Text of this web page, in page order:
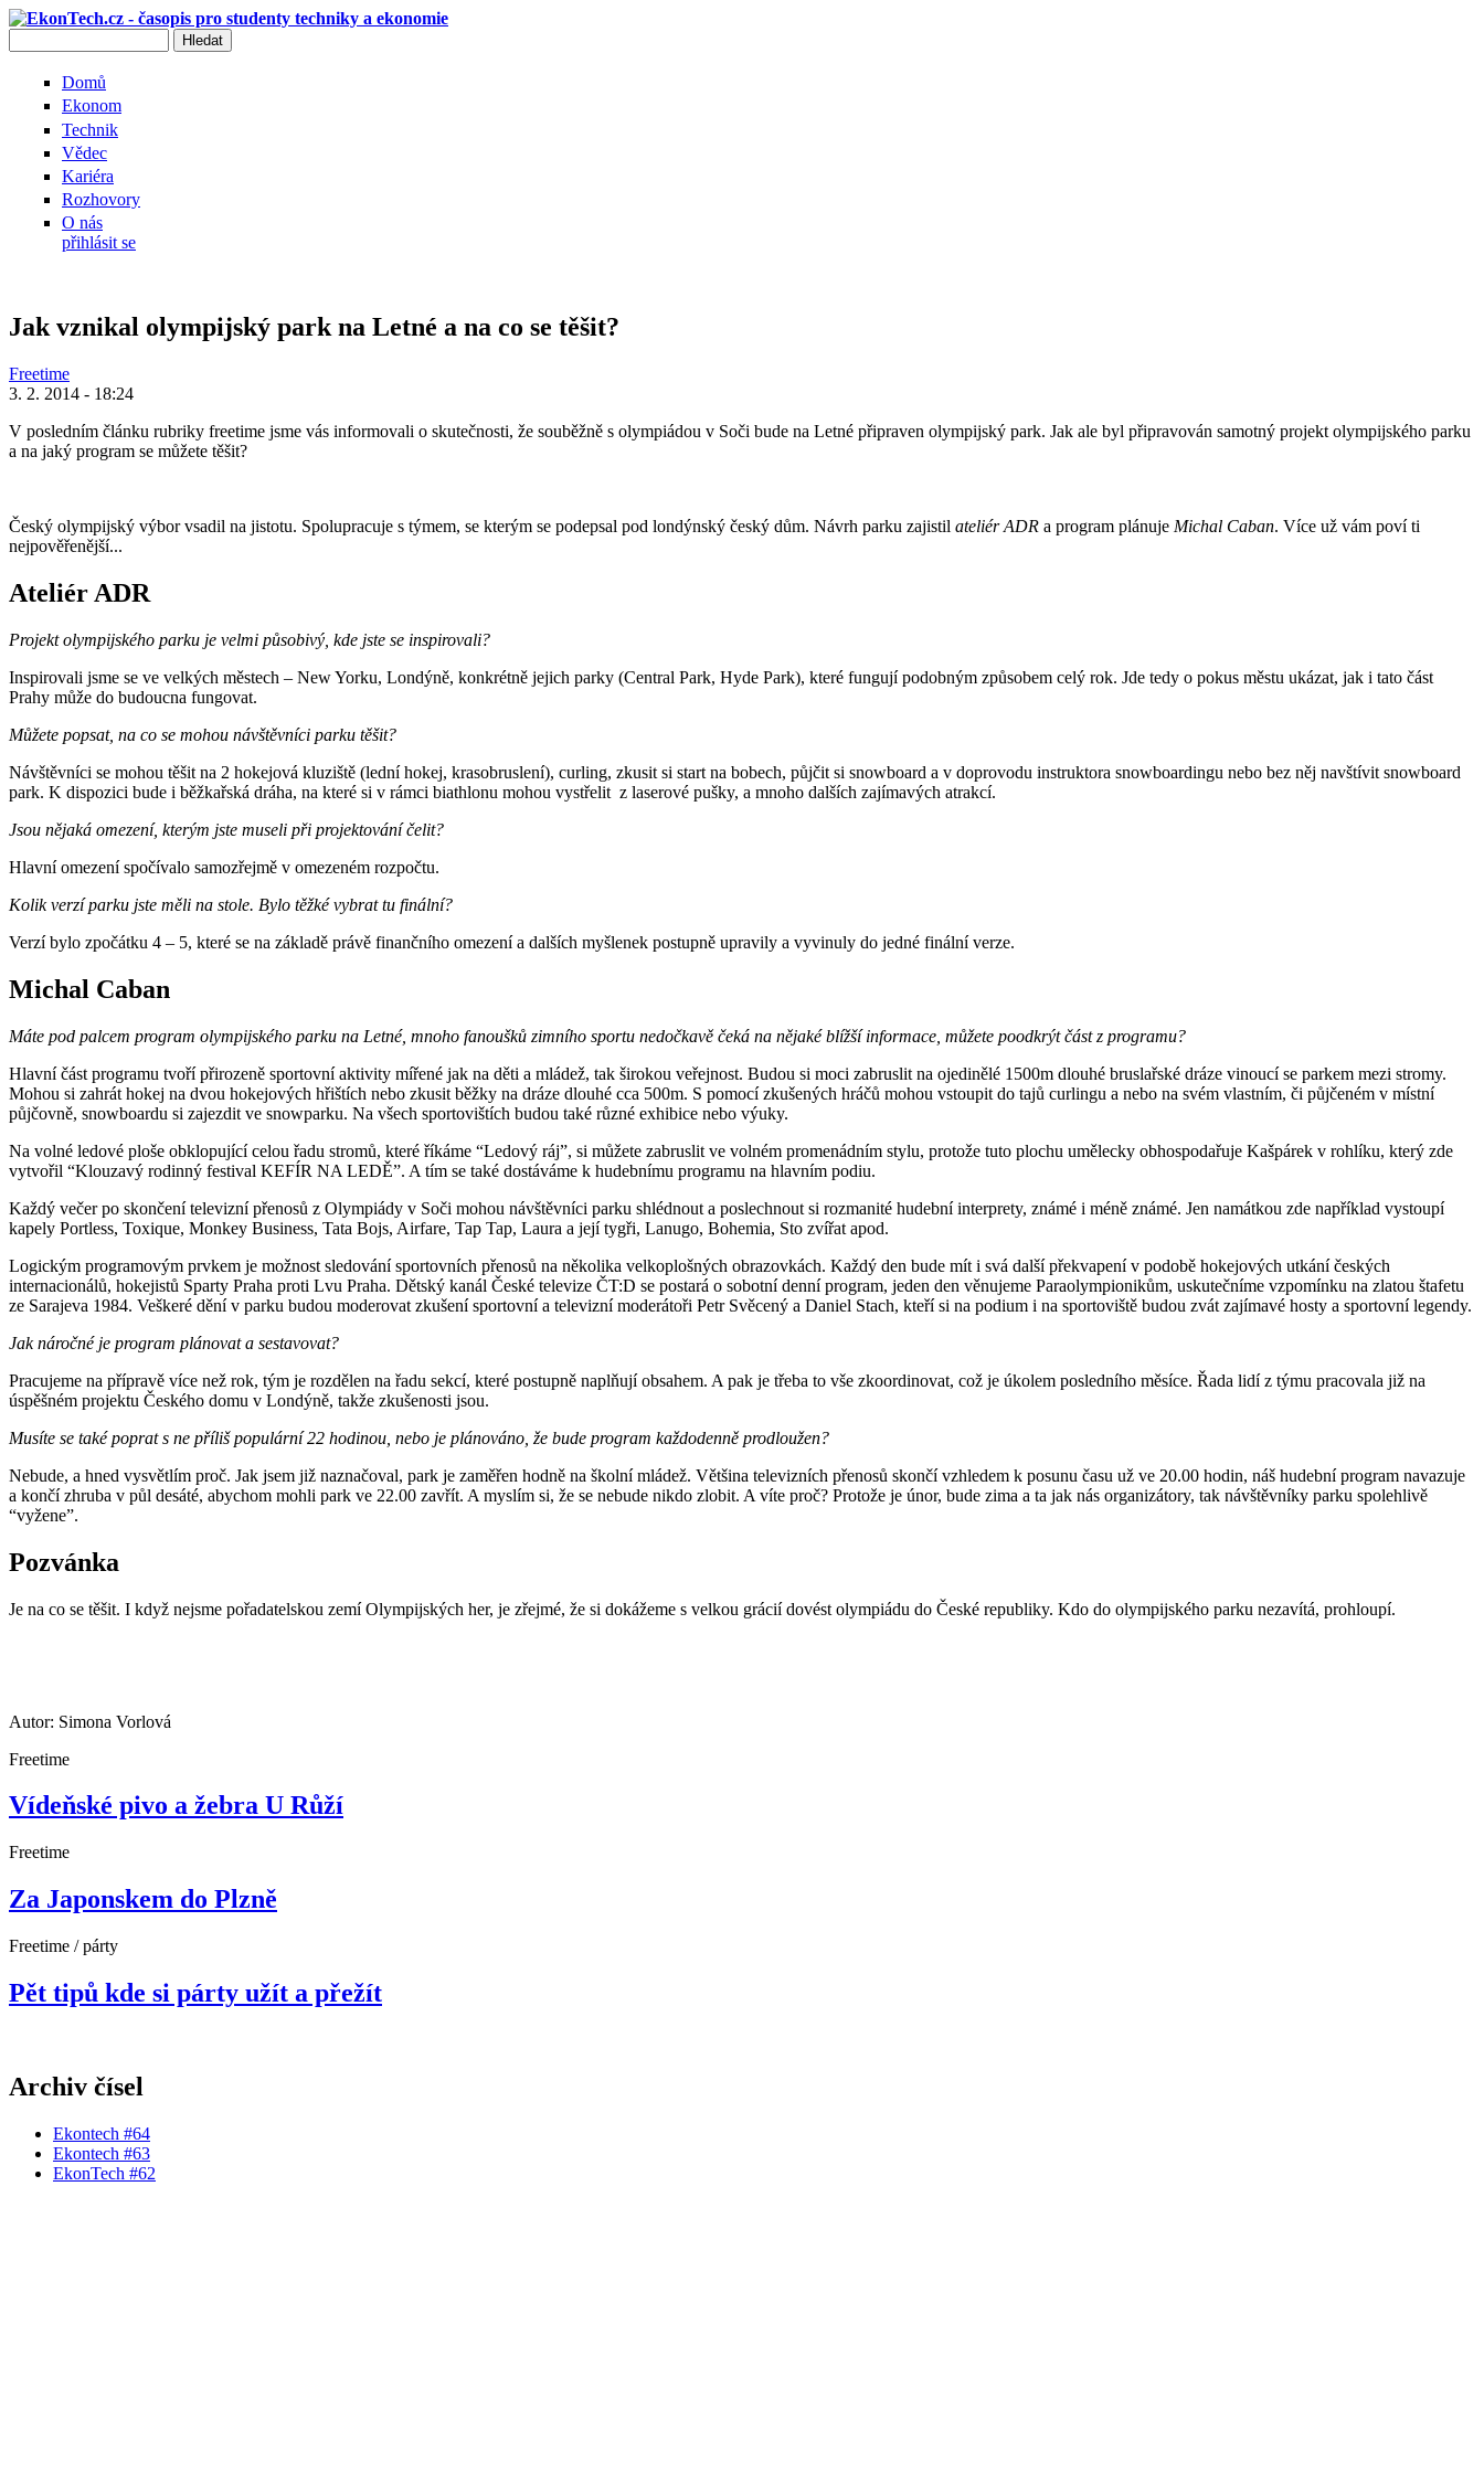
Přejít k hlavnímu obsahu
Domů
Ekonom
Technik
Vědec
Kariéra
Rozhovory
O nás
přihlásit se
Jak vznikal olympijský park na Letné a na co se těšit?
Freetime
3. 2. 2014 - 18:24
V posledním článku rubriky freetime jsme vás informovali o skutečnosti, že souběžně s olympiádou v Soči bude na Letné připraven olympijský park. Jak ale byl připravován samotný projekt olympijského parku
a na jaký program se můžete těšit?
Český olympijský výbor vsadil na jistotu. Spolupracuje s týmem, se kterým se podepsal pod londýnský český dům. Návrh parku zajistil ateliér ADR a program plánuje Michal Caban. Více už vám poví ti
nejpověřenější...
Ateliér ADR
Projekt olympijského parku je velmi působivý, kde jste se inspirovali?
Inspirovali jsme se ve velkých městech – New Yorku, Londýně, konkrétně jejich parky (Central Park, Hyde Park), které fungují podobným způsobem celý rok. Jde tedy o pokus městu ukázat, jak i tato část
Prahy může do budoucna fungovat.
Můžete popsat, na co se mohou návštěvníci parku těšit?
Návštěvníci se mohou těšit na 2 hokejová kluziště (lední hokej, krasobruslení), curling, zkusit si start na bobech, půjčit si snowboard a v doprovodu instruktora snowboardingu nebo bez něj navštívit snowboard
park. K dispozici bude i běžkařská dráha, na které si v rámci biathlonu mohou vystřelit z laserové pušky, a mnoho dalších zajímavých atrakcí.
Jsou nějaká omezení, kterým jste museli při projektování čelit?
Hlavní omezení spočívalo samozřejmě v omezeném rozpočtu.
Kolik verzí parku jste měli na stole. Bylo těžké vybrat tu finální?
Verzí bylo zpočátku 4 – 5, které se na základě právě finančního omezení a dalších myšlenek postupně upravily a vyvinuly do jedné finální verze.
Michal Caban
Máte pod palcem program olympijského parku na Letné, mnoho fanoušků zimního sportu nedočkavě čeká na nějaké blížší informace, můžete poodkrýt část z programu?
Hlavní část programu tvoří přirozeně sportovní aktivity mířené jak na děti a mládež, tak širokou veřejnost. Budou si moci zabruslit na ojedinělé 1500m dlouhé bruslařské dráze vinoucí se parkem mezi stromy.
Mohou si zahrát hokej na dvou hokejových hřištích nebo zkusit běžky na dráze dlouhé cca 500m. S pomocí zkušených hráčů mohou vstoupit do tajů curlingu a nebo na svém vlastním, či půjčeném v místní
půjčovně, snowboardu si zajezdit ve snowparku. Na všech sportovištích budou také různé exhibice nebo výuky.
Na volné ledové ploše obklopující celou řadu stromů, které říkáme “Ledový ráj”, si můžete zabruslit ve volném promenádním stylu, protože tuto plochu umělecky obhospodařuje Kašpárek v rohlíku, který zde
vytvořil “Klouzavý rodinný festival KEFÍR NA LEDĚ”. A tím se také dostáváme k hudebnímu programu na hlavním podiu.
Každý večer po skončení televizní přenosů z Olympiády v Soči mohou návštěvníci parku shlédnout a poslechnout si rozmanité hudební interprety, známé i méně známé. Jen namátkou zde například vystoupí
kapely Portless, Toxique, Monkey Business, Tata Bojs, Airfare, Tap Tap, Laura a její tygři, Lanugo, Bohemia, Sto zvířat apod.
Logickým programovým prvkem je možnost sledování sportovních přenosů na několika velkoplošných obrazovkách. Každý den bude mít i svá další překvapení v podobě hokejových utkání českých
internacionálů, hokejistů Sparty Praha proti Lvu Praha. Dětský kanál České televize ČT:D se postará o sobotní denní program, jeden den věnujeme Paraolympionikům, uskutečníme vzpomínku na zlatou štafetu
ze Sarajeva 1984. Veškeré dění v parku budou moderovat zkušení sportovní a televizní moderátoři Petr Svěcený a Daniel Stach, kteří si na podium i na sportoviště budou zvát zajímavé hosty a sportovní legendy.
Jak náročné je program plánovat a sestavovat?
Pracujeme na přípravě více než rok, tým je rozdělen na řadu sekcí, které postupně naplňují obsahem. A pak je třeba to vše zkoordinovat, což je úkolem posledního měsíce. Řada lidí z týmu pracovala již na
úspěšném projektu Českého domu v Londýně, takže zkušenosti jsou.
Musíte se také poprat s ne příliš populární 22 hodinou, nebo je plánováno, že bude program každodenně prodloužen?
Nebude, a hned vysvětlím proč. Jak jsem již naznačoval, park je zaměřen hodně na školní mládež. Většina televizních přenosů skončí vzhledem k posunu času už ve 20.00 hodin, náš hudební program navazuje
a končí zhruba v půl desáté, abychom mohli park ve 22.00 zavřít. A myslím si, že se nebude nikdo zlobit. A víte proč? Protože je únor, bude zima a ta jak nás organizátory, tak návštěvníky parku spolehlivě
“vyžene”.
Pozvánka
Je na co se těšit. I když nejsme pořadatelskou zemí Olympijských her, je zřejmé, že si dokážeme s velkou grácií dovést olympiádu do České republiky. Kdo do olympijského parku nezavítá, prohloupí.
Autor: Simona Vorlová
Freetime
Vídeňské pivo a žebra U Růží
Freetime
Za Japonskem do Plzně
Freetime / párty
Pět tipů kde si párty užít a přežít
Archiv čísel
Ekontech #64
Ekontech #63
EkonTech #62